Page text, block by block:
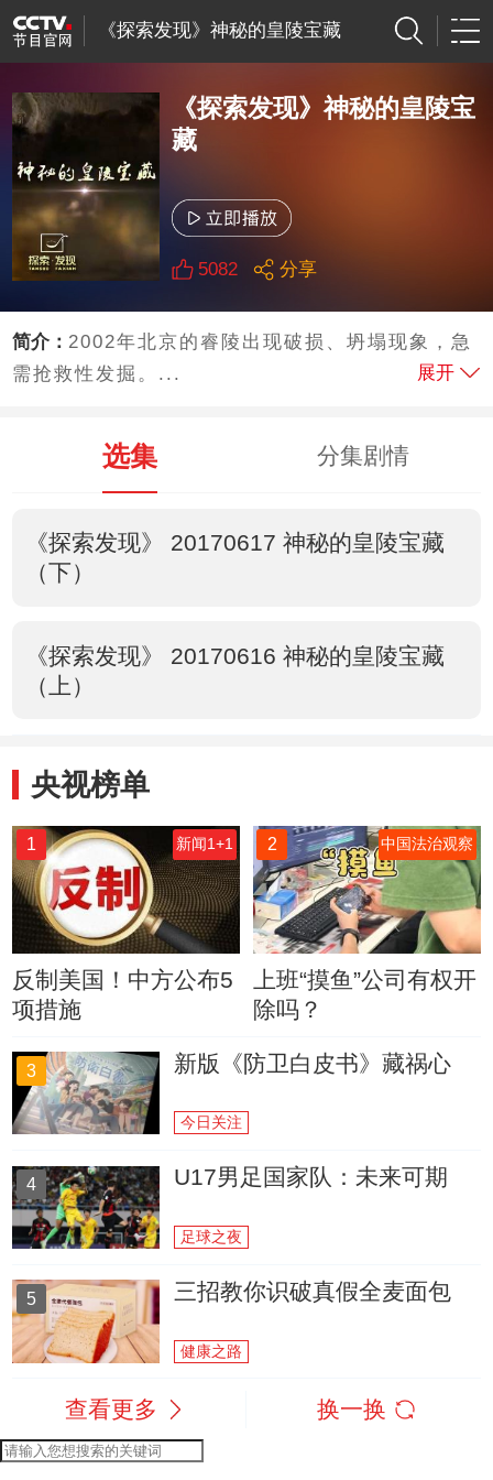
《探索发现》神秘的皇陵宝藏
《探索发现》神秘的皇陵宝
藏
5082 分享
简介： 2002年北京的睿陵出现破损、坍塌现象，急
需抢救性发掘。...
展开
选集 分集剧情
《探索发现》 20170617 神秘的皇陵宝藏
（下）
《探索发现》 20170616 神秘的皇陵宝藏
（上）
央视榜单
1 新闻1+1
反制美国！中方公布5
项措施
2 中国法治观察
上班“摸鱼”公司有权开
除吗？
3 新版《防卫白皮书》藏祸心
今日关注
4 U17男足国家队：未来可期
足球之夜
5 三招教你识破真假全麦面包
健康之路
查看更多 换一换